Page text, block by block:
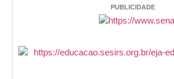
PUBLICIDADE